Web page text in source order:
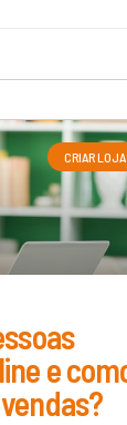
CRIAR
e